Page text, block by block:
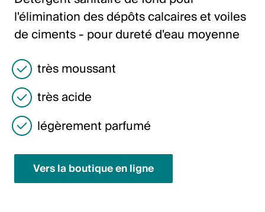
Italiano
English
Autriche
Deutsch
English
Allemagne
Deutsch
l'élimination des dépôts calcaires et voiles
de ciments - pour dureté d'eau moyenne
très moussant
très acide
légèrement parfumé
Vers la boutique en ligne